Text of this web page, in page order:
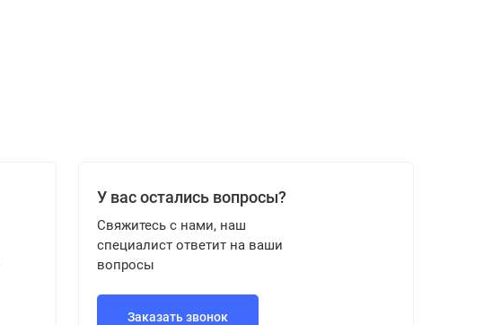
У вас остались вопросы?
Свяжитесь с нами, наш
специалист ответит на ваши
вопросы
Заказать звонок